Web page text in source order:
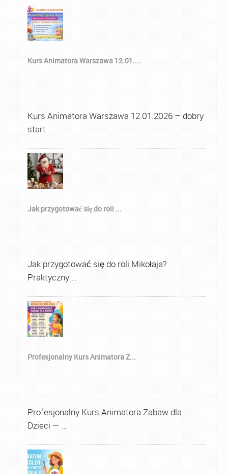
Kurs Animatora Warszawa 12.01....
Kurs Animatora Warszawa 12.01.2026 – dobry
start …
Jak przygotować się do roli ...
Jak przygotować się do roli Mikołaja?
Praktyczny …
Profesjonalny Kurs Animatora Z...
Profesjonalny Kurs Animatora Zabaw dla
Dzieci — …